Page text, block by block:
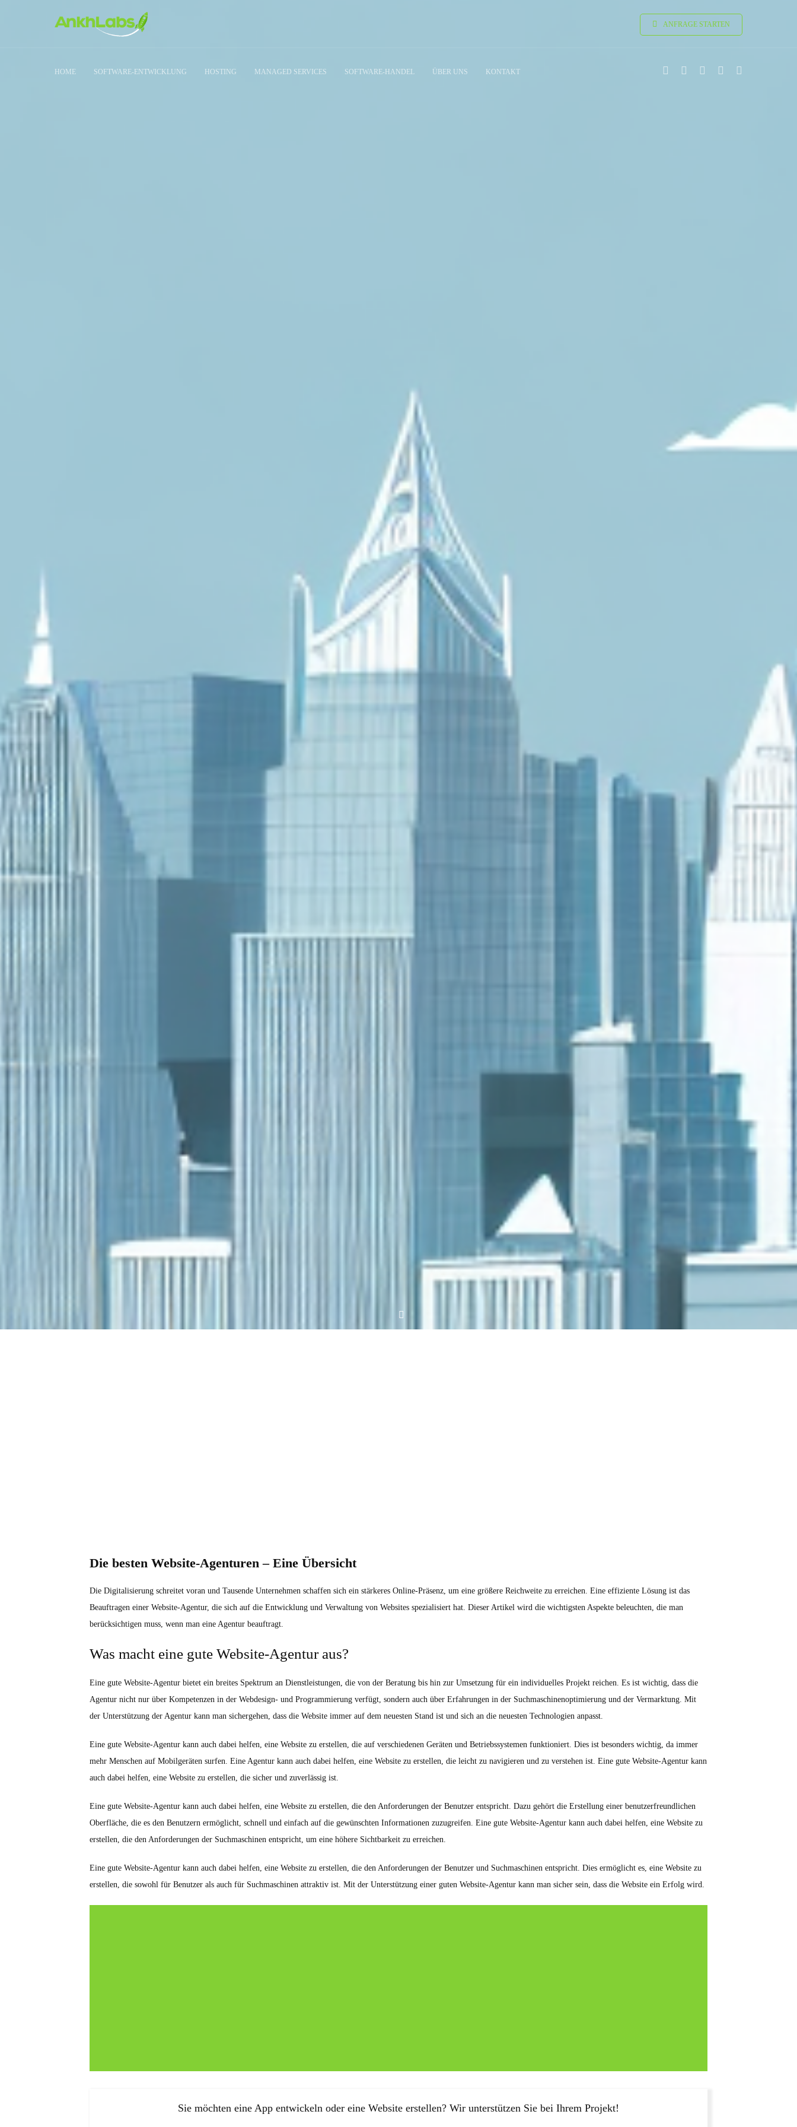
ANFRAGE STARTEN
HOME SOFTWARE-ENTWICKLUNG HOSTING MANAGED SERVICES SOFTWARE-HANDEL ÜBER UNS KONTAKT
Die besten Website-Agenturen – Eine Übersicht
Die Digitalisierung schreitet voran und Tausende Unternehmen schaffen sich ein stärkeres Online-Präsenz, um eine größere Reichweite zu erreichen. Eine effiziente Lösung ist das
Beauftragen einer Website-Agentur, die sich auf die Entwicklung und Verwaltung von Websites spezialisiert hat. Dieser Artikel wird die wichtigsten Aspekte beleuchten, die man
berücksichtigen muss, wenn man eine Agentur beauftragt.
Was macht eine gute Website-Agentur aus?
Eine gute Website-Agentur bietet ein breites Spektrum an Dienstleistungen, die von der Beratung bis hin zur Umsetzung für ein individuelles Projekt reichen. Es ist wichtig, dass die
Agentur nicht nur über Kompetenzen in der Webdesign- und Programmierung verfügt, sondern auch über Erfahrungen in der Suchmaschinenoptimierung und der Vermarktung. Mit
der Unterstützung der Agentur kann man sichergehen, dass die Website immer auf dem neuesten Stand ist und sich an die neuesten Technologien anpasst.
Eine gute Website-Agentur kann auch dabei helfen, eine Website zu erstellen, die auf verschiedenen Geräten und Betriebssystemen funktioniert. Dies ist besonders wichtig, da immer
mehr Menschen auf Mobilgeräten surfen. Eine Agentur kann auch dabei helfen, eine Website zu erstellen, die leicht zu navigieren und zu verstehen ist. Eine gute Website-Agentur kann
auch dabei helfen, eine Website zu erstellen, die sicher und zuverlässig ist.
Eine gute Website-Agentur kann auch dabei helfen, eine Website zu erstellen, die den Anforderungen der Benutzer entspricht. Dazu gehört die Erstellung einer benutzerfreundlichen
Oberfläche, die es den Benutzern ermöglicht, schnell und einfach auf die gewünschten Informationen zuzugreifen. Eine gute Website-Agentur kann auch dabei helfen, eine Website zu
erstellen, die den Anforderungen der Suchmaschinen entspricht, um eine höhere Sichtbarkeit zu erreichen.
Eine gute Website-Agentur kann auch dabei helfen, eine Website zu erstellen, die den Anforderungen der Benutzer und Suchmaschinen entspricht. Dies ermöglicht es, eine Website zu
erstellen, die sowohl für Benutzer als auch für Suchmaschinen attraktiv ist. Mit der Unterstützung einer guten Website-Agentur kann man sicher sein, dass die Website ein Erfolg wird.
Sie möchten eine App entwickeln oder eine Website erstellen? Wir unterstützen Sie bei Ihrem Projekt!